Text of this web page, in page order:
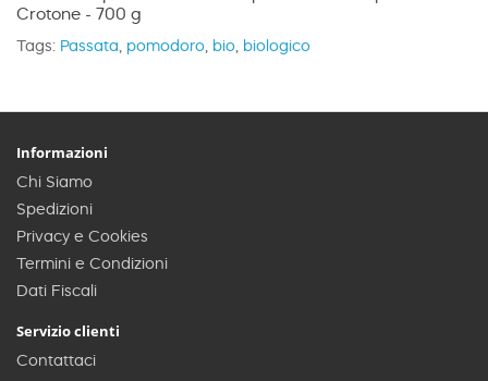
Crotone - 700 g
Tags: Passata, pomodoro, bio, biologico
Informazioni
Chi Siamo
Spedizioni
Privacy e Cookies
Termini e Condizioni
Dati Fiscali
Servizio clienti
Contattaci